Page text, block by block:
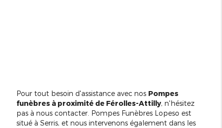
Pour tout besoin d'assistance avec nos Pompes
funèbres à proximité de Férolles-Attilly, n'hésitez
pas à nous contacter. Pompes Funèbres Lopeso est
situé à Serris, et nous intervenons également dans les